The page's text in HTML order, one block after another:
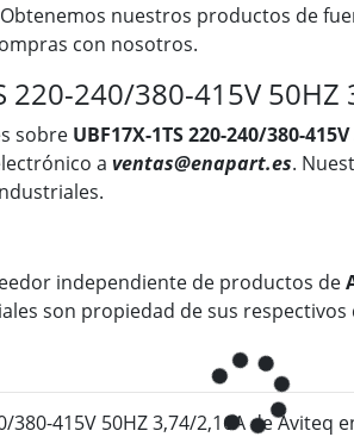
nuestros productos de
con nosotros.
220-240/380-415V 50HZ
sobre UBF17X-1TS 220-240/380-
a ventas@enapart.es.
independiente de productos de
son propiedad de sus respectivos
415V 50HZ 3,74/2,16A de Aviteq